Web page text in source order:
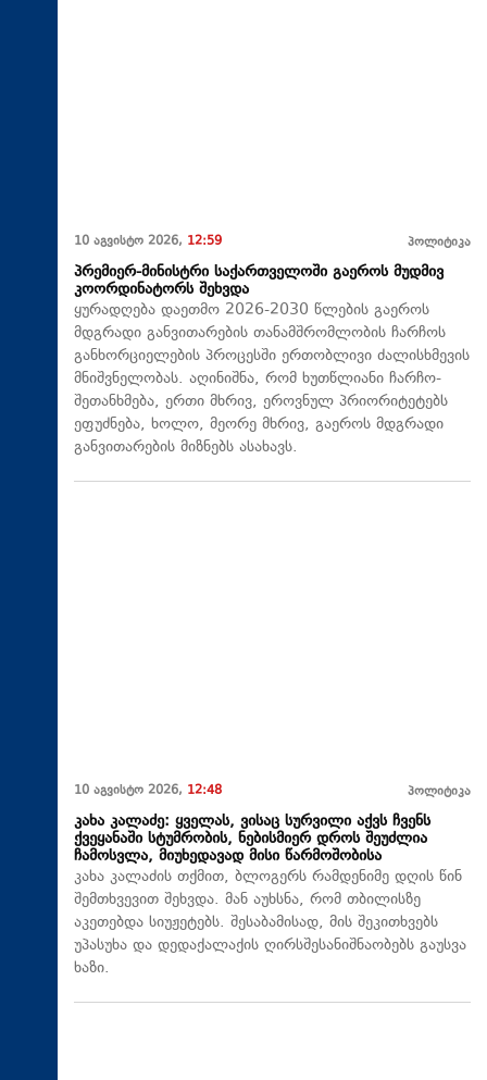
10 აგვისტო 2026, 12:59 პოლიტიკა
პრემიერ-მინისტრი საქართველოში გაეროს მუდმივ
კოორდინატორს შეხვდა
ყურადღება დაეთმო 2026-2030 წლების გაეროს
მდგრადი განვითარების თანამშრომლობის ჩარჩოს
განხორციელების პროცესში ერთობლივი ძალისხმევის
მნიშვნელობას. აღინიშნა, რომ ხუთწლიანი ჩარჩო-
შეთანხმება, ერთი მხრივ, ეროვნულ პრიორიტეტებს
ეფუძნება, ხოლო, მეორე მხრივ, გაეროს მდგრადი
განვითარების მიზნებს ასახავს.
10 აგვისტო 2026, 12:48 პოლიტიკა
კახა კალაძე: ყველას, ვისაც სურვილი აქვს ჩვენს
ქვეყანაში სტუმრობის, ნებისმიერ დროს შეუძლია
ჩამოსვლა, მიუხედავად მისი წარმოშობისა
კახა კალაძის თქმით, ბლოგერს რამდენიმე დღის წინ
შემთხვევით შეხვდა. მან აუხსნა, რომ თბილისზე
აკეთებდა სიუჟეტებს. შესაბამისად, მის შეკითხვებს
უპასუხა და დედაქალაქის ღირსშესანიშნაობებს გაუსვა
ხაზი.